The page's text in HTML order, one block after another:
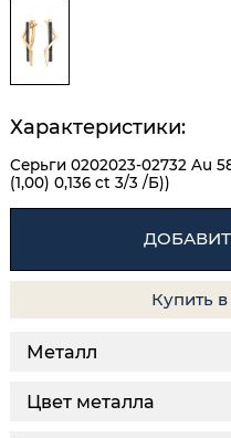
Характеристики:
Серьги 0202023-02732 Au
(1,00) 0,136 ct 3/3 /Б))
Купить
Металл
Цвет металла